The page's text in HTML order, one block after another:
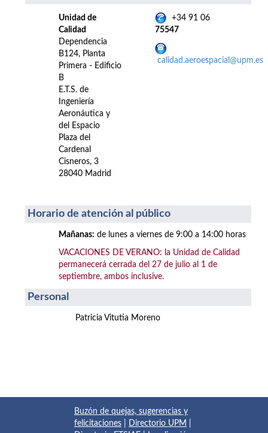
Unidad de
Calidad
Dependencia
B124, Planta
Primera - Edificio
B
E.T.S. de
Ingeniería
Aeronáutica y
del Espacio
Plaza del
Cardenal
Cisneros, 3
28040 Madrid
+34 91 06
75547
calidad.aeroespacial@upm.es
Horario de atención al público
Mañanas: de lunes a viernes de 9:00 a 14:00 horas
VACACIONES DE VERANO: la Unidad de Calidad
permanecerá cerrada del 27 de julio al 1 de
septiembre, ambos inclusive.
Personal
Patricia Vitutia Moreno
Buzón de quejas, sugerencias y
felicitaciones
Directorio UPM